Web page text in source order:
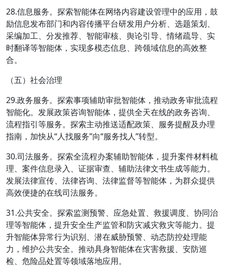
28.信息服务。探索智能体在网络内容建设管理中的应用，鼓
励信息发布部门和内容传播平台研发用户分析、选题策划、
采编加工、分发推荐、智能审核、舆论引导、情绪疏导、实
时翻译等智能体，实现多模态信息、跨领域信息的高效整
合。
（五）社会治理
29.政务服务。探索事项辅助审批智能体，推动政务审批流程
智能化。发展政策咨询智能体，提供全天在线的政务咨询、
流程指引等服务。探索主动推送适配政策、服务提醒及办理
指南，加快从“人找服务”向“服务找人”转型。
30.司法服务。探索全流程办案辅助智能体，提升案件材料梳
理、案件信息录入、证据审查、辅助法律文书生成等能力。
发展法律宣传、法律咨询、法律监督等智能体，为群众提供
高效便捷的在线司法服务。
31.公共安全。探索监测预警、应急处置、救援调度、协同治
理等智能体，提升安全生产监管和防灾减灾救灾等能力。提
升智能体异常行为识别、潜在威胁预警、动态防控处理能
力，维护公共安全。推动具身智能体在灾害救援、安防巡
检、危险品处置等领域落地应用。